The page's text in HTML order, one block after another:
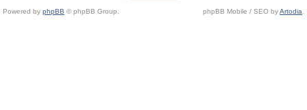
Powered by phpBB © phpBB Group. phpBB Mobile / SEO byArtodia